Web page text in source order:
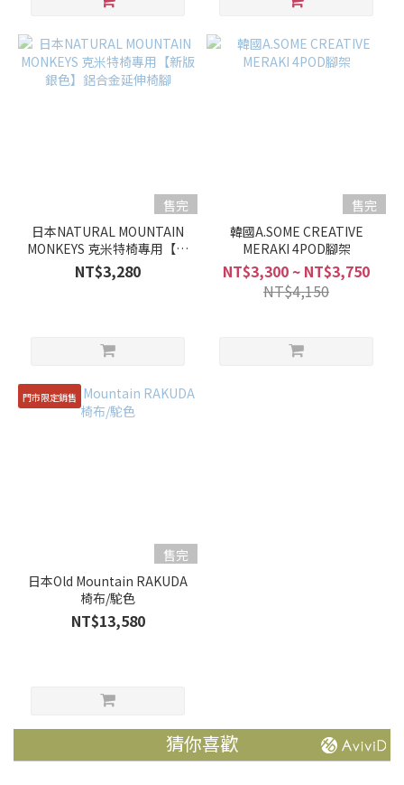
售完
日本NATURAL MOUNTAIN
MONKEYS 克米特椅專用【新
版銀色】鋁合金延伸椅腳
NT$3,280
售完
韓國A.SOME CREATIVE
MERAKI 4POD腳架
NT$3,300 ~ NT$3,750
NT$4,150
門市限定銷售
售完
日本Old Mountain RAKUDA
椅布/駝色
NT$13,580
猜你喜歡